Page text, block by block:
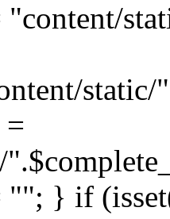
"content/
=
""; } if